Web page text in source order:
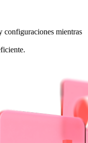
mientras